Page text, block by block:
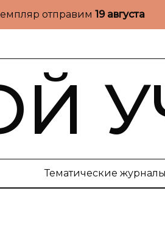
отправим 19 августа
Тематические журналы